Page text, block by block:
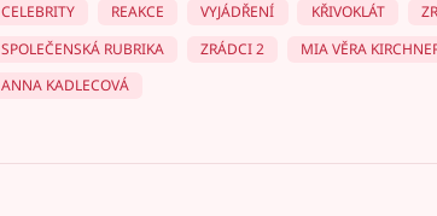
CELEBRITY
REAKCE VYJÁDŘENÍ KŘIVOKLÁT
SPOLEČENSKÁ RUBRIKA
ZRÁDCI 2
MIA VĚRA
ANNA KADLECOVÁ